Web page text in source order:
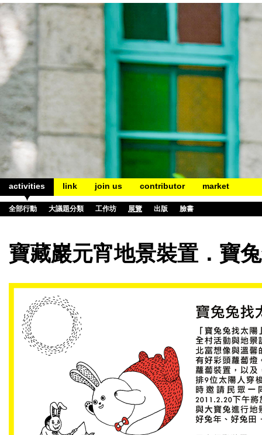
activities link join us contributor market
全部行動 大議題分類 工作坊 展覽 出版 臉書
寶藏巖元宵地景裝置．寶